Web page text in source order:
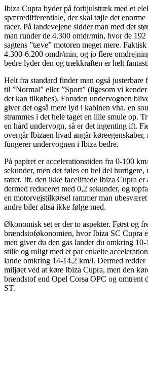
Ibiza Cupra byder på forhjulstræk med et
spærredifferentiale, der skal tøjle det
racer. På landevejene sidder man med det
man runder de 4.300 omdr/min, hvor de
sagtens ”tæve” motoren meget mere.
4.300-6.200 omdr/min, og jo flere
bedre lyder den og trækkraften er helt
Helt fra standard finder man også justerbare
til ”Normal” eller ”Sport” (ligesom vi
det kan tilkøbes). Foruden undervognen
giver det også mere lyd i kabinen vha. en
strammes i det hele taget en lille smule op.
en hård undervogn, så er det ingenting ift.
overgår Ibizaen hvad angår
fungerer undervognen i Ibiza bedre.
På papiret er accelerationstiden fra 0-100
sekunder, men det føles en hel del hurtigere,
rattet. Ift. den ikke faceliftede Ibiza Cupra er
dermed reduceret med 0,2 sekunder, og
en motorvejstilkørsel rammer man
andre biler altså ikke følge med.
Økonomisk set er der to aspekter. Først og
brændstoføkonomien, hvor Ibiza SC Cupra
men giver du den gas lander du omkring
stille og roligt med et par enkelte
lande omkring 14-14,2 km/l. Dermed
miljøet ved at køre Ibiza Cupra, men den
brændstof end Opel Corsa OPC og omtrent
ST.